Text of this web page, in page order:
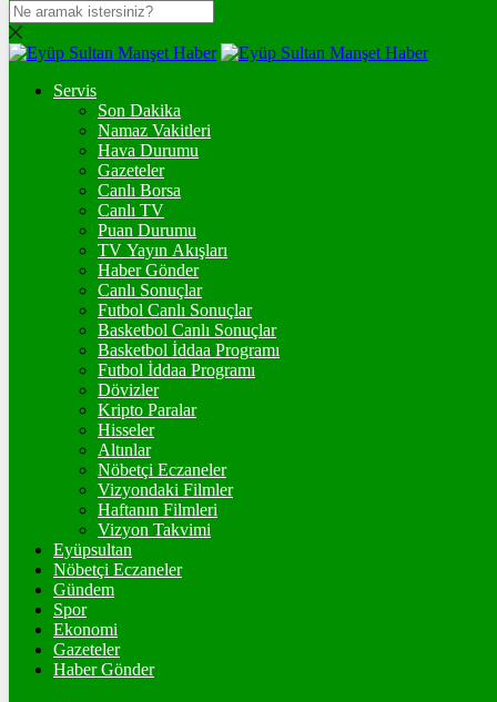
DOLAR
47,7041$% 0.15
EURO
% 0.33
STERLİN
% 0.39
GRAM ALTIN
%2,38
%2,29
BİTCOİN
ETHEREUM
TETHER
Servis
Son Dakika
Namaz Vakitleri
Hava Durumu
Gazeteler
Canlı Borsa
Canlı TV
Puan Durumu
TV Yayın Akışları
Haber Gönder
Canlı Sonuçlar
Futbol Canlı Sonuçlar
Basketbol Canlı Sonuçlar
Basketbol İddaa Programı
Futbol İddaa Programı
Dövizler
Kripto Paralar
Hisseler
Altınlar
Nöbetçi Eczaneler
Vizyondaki Filmler
Haftanın Filmleri
Vizyon Takvimi
Eyüpsultan
Nöbetçi Eczaneler
Gündem
Spor
Ekonomi
Gazeteler
Haber Gönder
SabahVakti
02:00